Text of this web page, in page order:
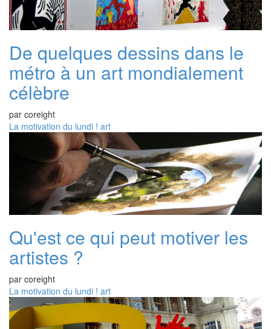
De quelques dessins dans le
métro à un art mondialement
célèbre
par coreight
La motivation du lundi ! art
Qu'est ce qui peut motiver les
artistes ?
par coreight
La motivation du lundi ! art